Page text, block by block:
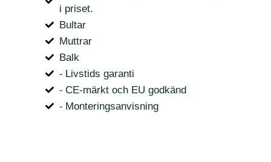
i priset.
Bultar
Muttrar
Balk
⁃ Livstids garanti
⁃ CE-märkt och EU godkänd
⁃ Monteringsanvisning